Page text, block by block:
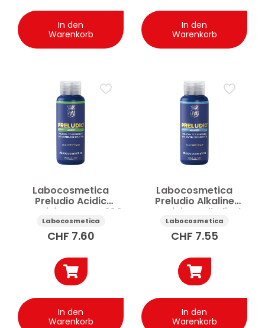
In den
Warenkorb
In den
Warenkorb
Labocosmetica
Preludio Acidic
Vorreiniger sauer 100
ml
Labocosmetica
CHF 7.60
In den
Warenkorb
Labocosmetica
Preludio Alkaline
Vorreiniger alkalisch
100 ml
Labocosmetica
CHF 7.55
In den
Warenkorb